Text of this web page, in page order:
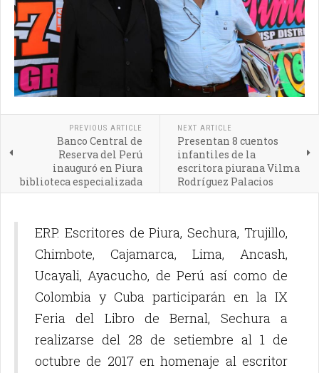
PREVIOUS ARTICLE
Banco Central de
Reserva del Perú
inauguró en Piura
biblioteca especializada
NEXT ARTICLE
Presentan 8 cuentos
infantiles de la
escritora piurana Vilma
Rodríguez Palacios
ERP. Escritores de Piura, Sechura, Trujillo,
Chimbote, Cajamarca, Lima, Ancash,
Ucayali, Ayacucho, de Perú así como de
Colombia y Cuba participarán en la IX
Feria del Libro de Bernal, Sechura a
realizarse del 28 de setiembre al 1 de
octubre de 2017 en homenaje al escritor